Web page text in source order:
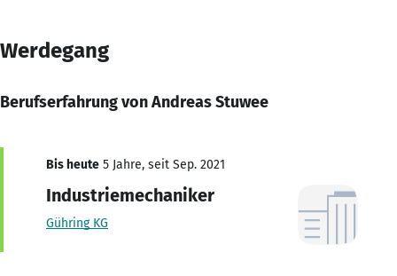
Werdegang
Berufserfahrung von Andreas Stuwee
Bis heute 5 Jahre, seit Sep. 2021
Industriemechaniker
Gühring KG